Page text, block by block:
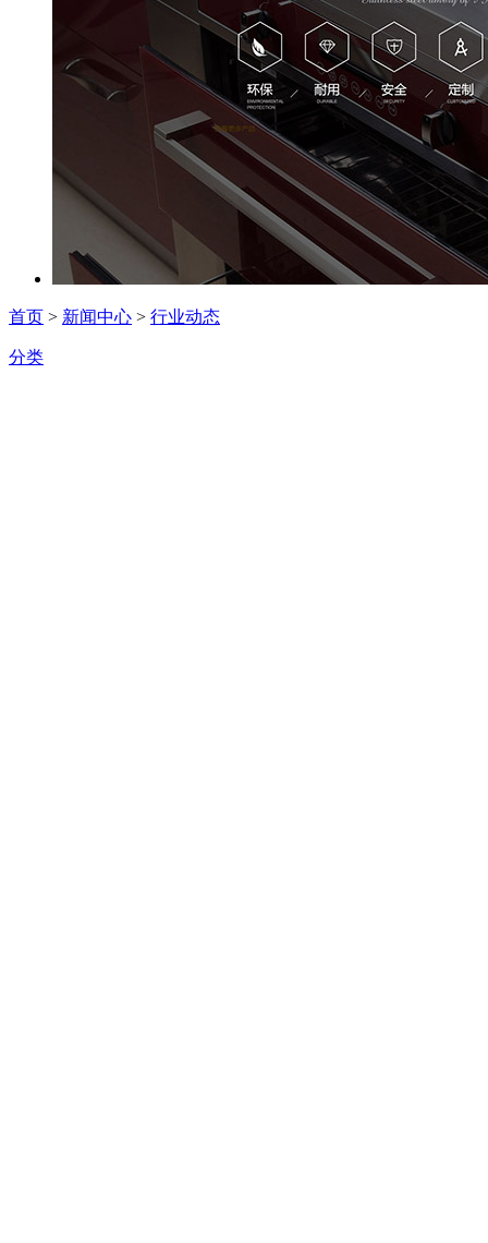
首页 > 新闻中心 > 行业动态
分类